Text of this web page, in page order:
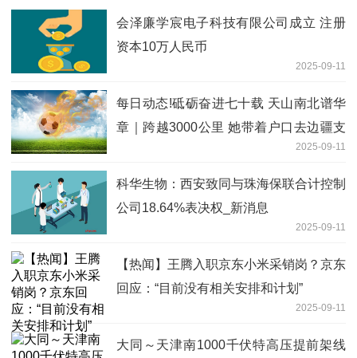
会泽廉学宸电子科技有限公司成立 注册
资本10万人民币
2025-09-11
每日动态!砥砺奋进七十载 天山南北谱华
章｜跨越3000公里 她带着户口去边疆支
2025-09-11
科华生物：西安致同与珠海保联合计控制
公司18.64%表决权_新消息
2025-09-11
【热闻】王腾入职京东小米采销岗？京东
回应：“目前没有相关安排和计划”
2025-09-11
大同～天津南1000千伏特高压提前架线